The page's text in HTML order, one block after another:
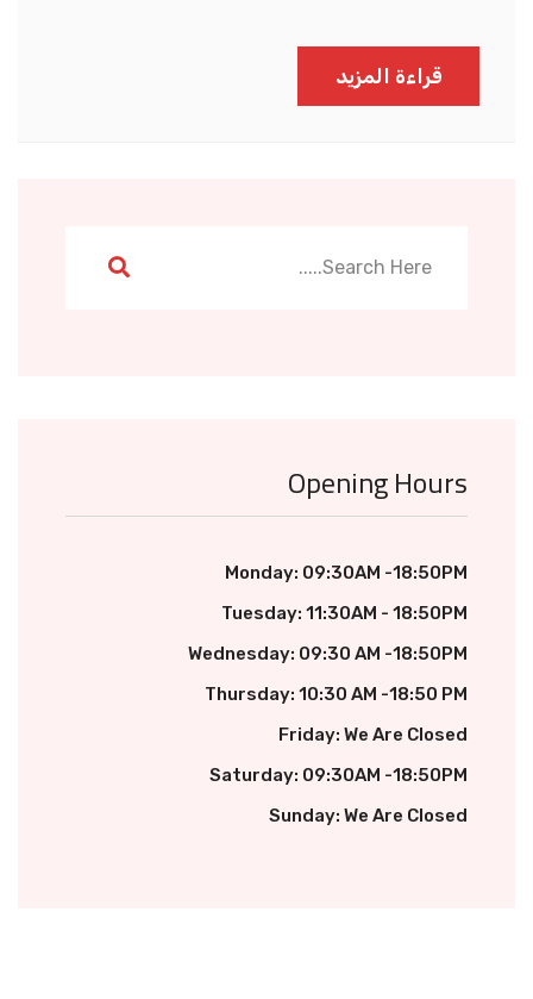
Opening Hours
Monday: 09:30AM -18:50PM
Tuesday: 11:30AM - 18:50PM
Wednesday: 09:30 AM -18:50PM
Thursday: 10:30 AM -18:50 PM
Friday: We Are Closed
Saturday: 09:30AM -18:50PM
Sunday: We Are Closed
قراءة المزيد